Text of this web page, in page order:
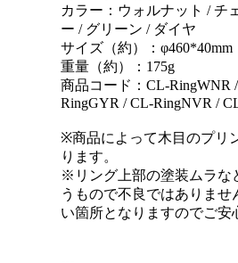
カラー：ウォルナット / チ
ー / グリーン / ダイヤ
サイズ（約）：φ460*40mm
重量（約）：175g
商品コード：CL-RingWNR
RingGYR / CL-RingNVR /
※商品によって木目のプリ
ります。
※リング上部の塗装ムラな
うもので不良ではありま
い箇所となりますのでご安